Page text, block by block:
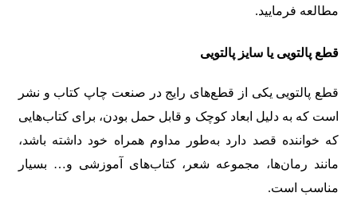
مطالعه فرمایید.
قطع پالتویی یا سایز پالتویی
قطع پالتویی یکی از قطع‌های رایج در صنعت چاپ کتاب و نشر
است که به دلیل ابعاد کوچک و قابل حمل بودن، برای کتاب‌هایی
که خواننده قصد دارد به‌طور مداوم همراه خود داشته باشد،
مانند رمان‌ها، مجموعه شعر، کتاب‌های آموزشی و… بسیار
مناسب است.